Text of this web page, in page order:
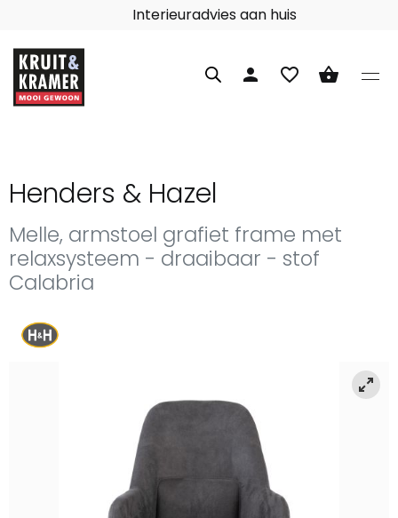
Interieuradvies aan huis
person favorite_border shopping_basket
Henders & Hazel
Melle, armstoel grafiet frame met
relaxsysteem - draaibaar - stof
Calabria